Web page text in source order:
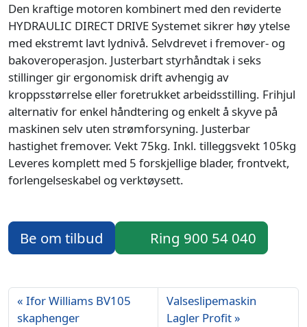
Den kraftige motoren kombinert med den reviderte
HYDRAULIC DIRECT DRIVE Systemet sikrer høy ytelse
med ekstremt lavt lydnivå. Selvdrevet i fremover- og
bakoveroperasjon. Justerbart styrhåndtak i seks
stillinger gir ergonomisk drift avhengig av
kroppsstørrelse eller foretrukket arbeidsstilling. Frihjul
alternativ for enkel håndtering og enkelt å skyve på
maskinen selv uten strømforsyning. Justerbar
hastighet fremover. Vekt 75kg. Inkl. tilleggsvekt 105kg
Leveres komplett med 5 forskjellige blader, frontvekt,
forlengelseskabel og verktøysett.
Be om tilbud Ring 900 54 040
Ifor Williams BV105
skaphenger
Valseslipemaskin
Lagler Profit